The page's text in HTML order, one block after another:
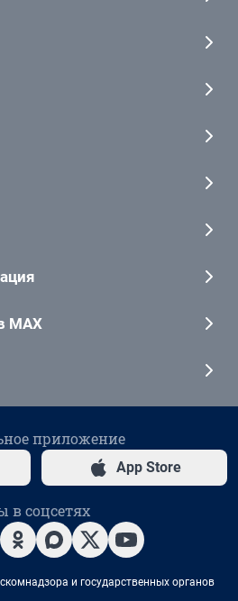
MAX
приложение
App Store
в соцсетях
и государственных органов